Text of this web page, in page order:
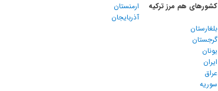
کشورهای هم مرز ترکیه
ارمنستان
آذربایجان
بلغارستان
گرجستان
یونان
ایران
عراق
سوریه